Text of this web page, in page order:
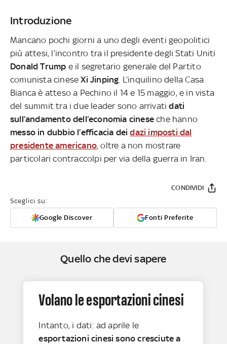
Introduzione
Mancano pochi giorni a uno degli eventi geopolitici
più attesi, l’incontro tra il presidente degli Stati Uniti
Donald Trump e il segretario generale del Partito
comunista cineseXi Jinping . L’inquilino della Casa
Bianca è atteso a Pechino il 14 e 15 maggio, e in vista
del summit tra i due leader sono arrivatidati
sull’andamento dell’economia cinese che hanno
messo in dubbio l’efficacia deidazi imposti dal
presidente americano, oltre a non mostrare
particolari contraccolpi per via della guerra in Iran.
Sceglici su:
Google Discover Fonti Preferite
CONDIVIDI
Quello che devi sapere
Volano le esportazioni cinesi
Intanto, i dati: ad aprile le
esportazioni cinesi sono cresciute a